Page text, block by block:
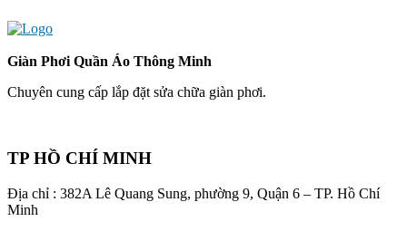
Giàn Phơi Quần Áo Thông Minh
Chuyên cung cấp lắp đặt sửa chữa giàn phơi.
TP HỒ CHÍ MINH
Địa chỉ : 382A Lê Quang Sung, phường 9, Quận 6 – TP. Hồ Chí
Minh